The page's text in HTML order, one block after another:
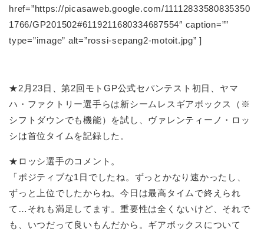
href=”https://picasaweb.google.com/11112833580835350
1766/GP201502#6119211680334687554″ caption=””
type=”image” alt=”rossi-sepang2-motoit.jpg” ]
★2月23日、第2回モトGP公式セパンテスト初日、ヤマ
ハ・ファクトリー選手らは新シームレスギアボックス（※
シフトダウンでも機能）を試し、ヴァレンティーノ・ロッ
シは首位タイムを記録した。
★ロッシ選手のコメント。
「ポジティブな1日でしたね。ずっとかなり速かったし、
ずっと上位でしたからね。今日は最高タイムで終えられ
て…それも満足してます。重要性は全くないけど、それで
も、いつだって良いもんだから。ギアボックスについて